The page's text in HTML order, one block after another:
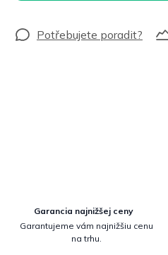
Garancia najnižšej ceny
Garantujeme vám najnižšiu cenu
na trhu.